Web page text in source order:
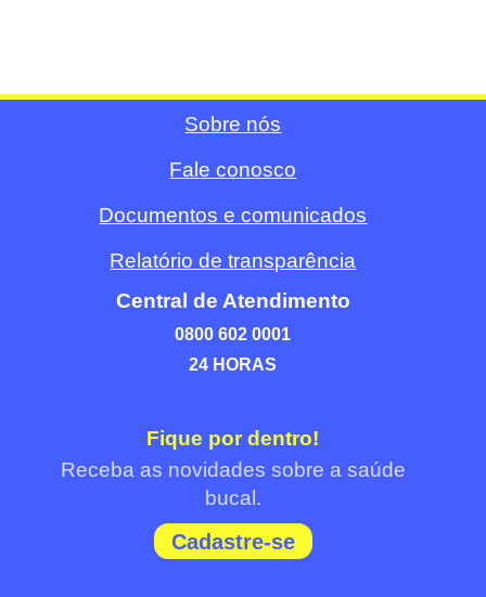
Sobre nós
Fale conosco
Documentos e comunicados
Relatório de transparência
Central de Atendimento
0800 602 0001
24 HORAS
Fique por dentro!
Receba as novidades sobre a saúde
bucal.
Cadastre-se